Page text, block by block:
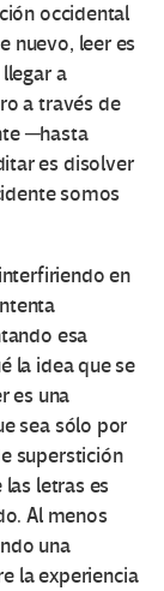
occidental
nuevo, leer es
a
a través de
─hasta
es disolver
somos
en
esa
la idea que se
es una
sea sólo por
superstición
letras es
Al menos
una
la experiencia